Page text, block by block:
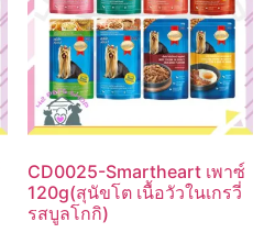
CD0025-Smartheart เพาซ์
120g(สุนัขโต เนื้อวัวในเกรวี่
รสบูลโกกิ)